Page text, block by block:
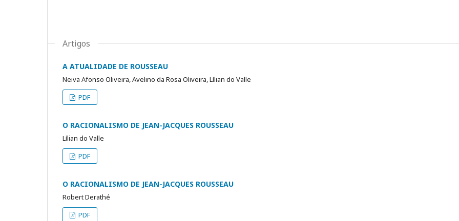
Artigos
A ATUALIDADE DE ROUSSEAU
Neiva Afonso Oliveira, Avelino da Rosa Oliveira, Lílian do Valle
PDF
O RACIONALISMO DE JEAN-JACQUES ROUSSEAU
Lílian do Valle
PDF
O RACIONALISMO DE JEAN-JACQUES ROUSSEAU
Robert Derathé
PDF